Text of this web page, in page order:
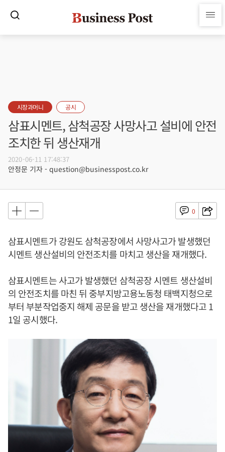
시장과머니 공시
삼표시멘트, 삼척공장 사망사고 설비에 안전
조치한 뒤 생산재개
2020-06-11 17:48:37
안정문 기자 - question@businesspost.co.kr
0
삼표시멘트가 강원도 삼척공장에서 사망사고가 발생했던
시멘트 생산설비의 안전조치를 마치고 생산을 재개했다.
삼표시멘트는 사고가 발생했던 삼척공장 시멘트 생산설비
의 안전조치를 마친 뒤 중부지방고용노동청 태백지청으로
부터 부분작업중지 해제 공문을 받고 생산을 재개했다고 1
1일 공시했다.